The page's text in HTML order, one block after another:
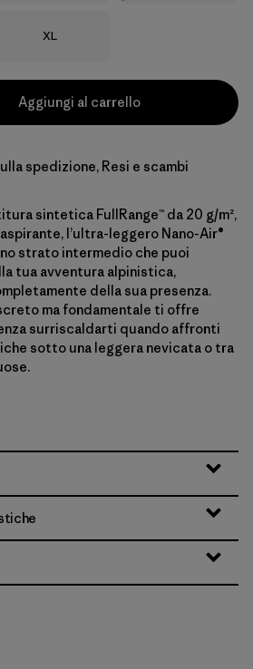
Taglia
XL
Aggiungi al carrello
spedizione, Resi e scambi
sintetica FullRange™ da 20 g/m²,
l’ultra-leggero Nano-Air®
strato intermedio che puoi
tua avventura alpinistica,
della sua presenza.
ma fondamentale ti offre
surriscaldarti quando affronti
sotto una leggera nevicata o tra